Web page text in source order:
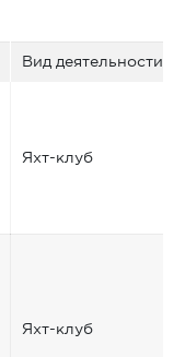
Вид деятельности
Яхт-клуб
Яхт-клуб